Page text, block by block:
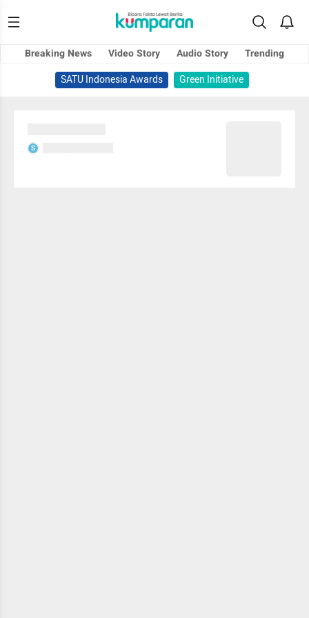
Breaking News Video Story Audio Story
Trending
SATU Indonesia Awards
Green Initiative
S